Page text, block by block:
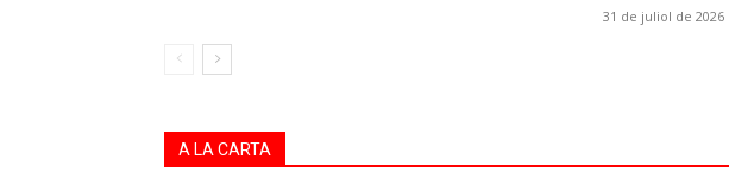
31 de juliol de 2026
A LA CARTA